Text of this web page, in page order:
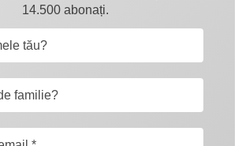
14.500 abonați.